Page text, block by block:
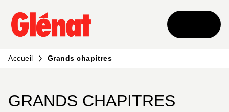
MENU RECHERCHE CONTENU
PIED DE PAGE
Accueil Grands chapitres
GRANDS CHAPITRES